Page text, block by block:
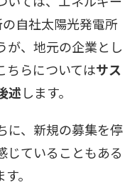
自社太陽光発電所
が、地元の企業とし
ちらについてはサス
述します。
に、新規の募集を停
じていることもある
。